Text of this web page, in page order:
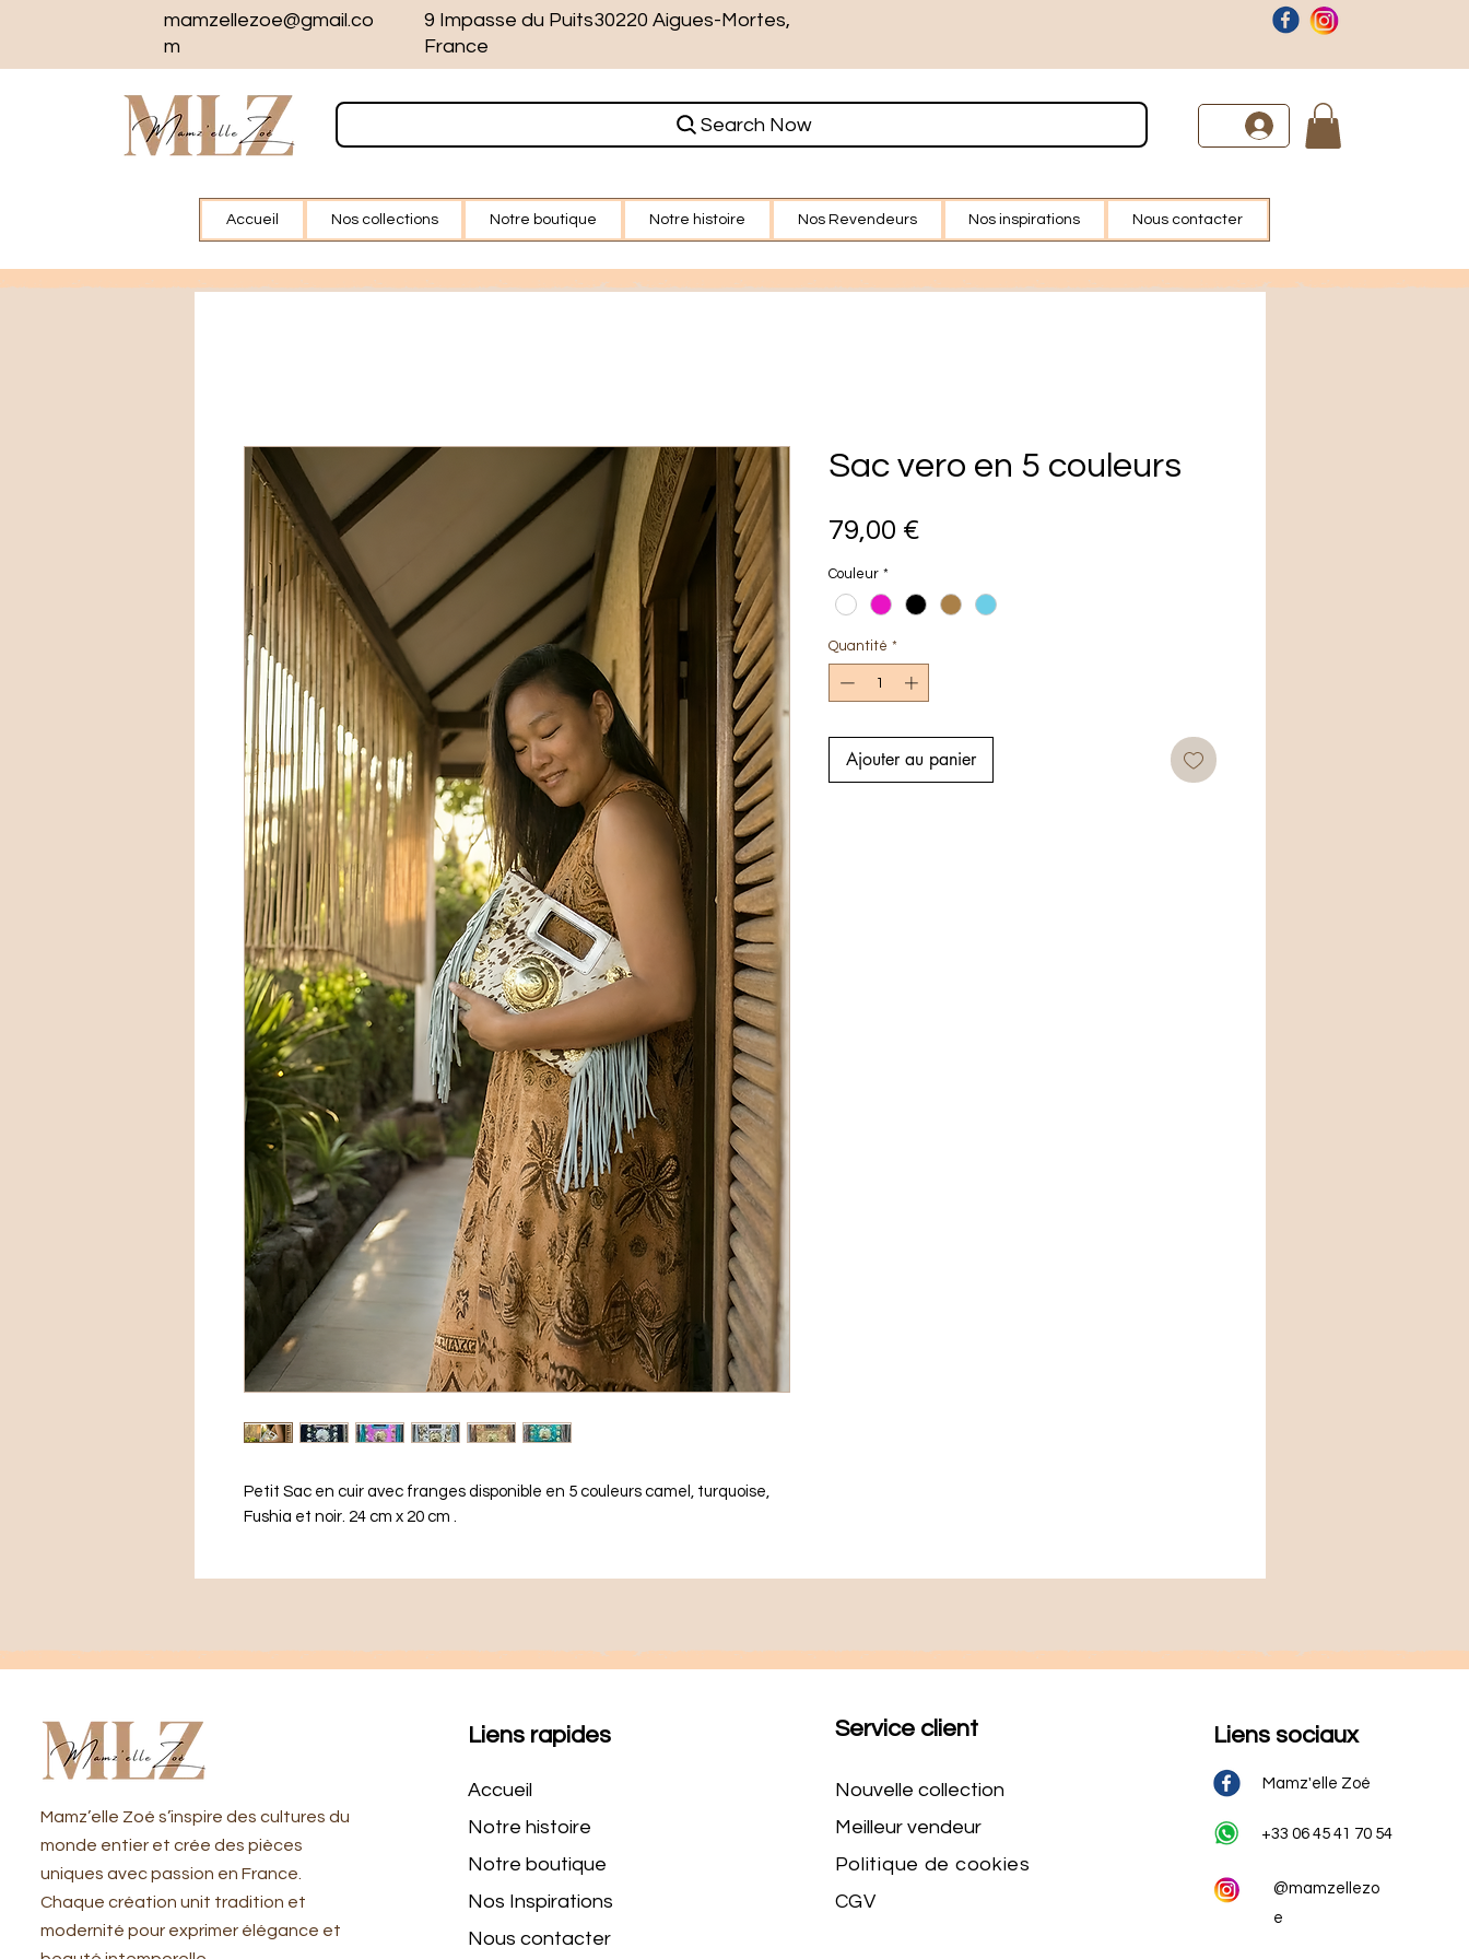
mamzellezoe@gmail.co
m
9 Impasse du Puits30220 Aigues-Mortes,
France
Search Now
Accueil Nos collections Notre boutique Notre histoire Nos Revendeurs Nos inspirations Nous contacter
Petit Sac en cuir avec franges disponible en 5 couleurs camel, turquoise,
Fushia et noir. 24 cm x 20 cm .
Sac vero en 5 couleurs
79,00 €
Couleur *
Quantité *
Ajouter au panier
​Mamz’elle Zoé s’inspire des cultures du
monde entier et crée des pièces
uniques avec passion en France.
Chaque création unit tradition et
modernité pour exprimer élégance et
Liens rapides
Accueil
Notre histoire
Notre boutique
Nos Inspirations
Nous contacter
Service client
Nouvelle collection
Meilleur vendeur
Politique de cookies
CGV
Liens sociaux
Mamz'elle Zoé
+33 06 45 41 70 54
@mamzellezo
e